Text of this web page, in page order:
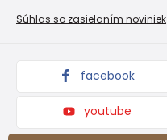
Kolekcie tovaru
Súhlas so zasielaním noviniek
facebook
youtube